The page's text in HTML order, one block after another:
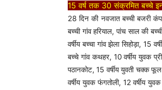
15 वर्ष तक 30 संक्रमित बच्चे
28 दिन की नवजात बच्ची बजरी
बच्ची गांव हरियाल, पांच साल की
वर्षीय बच्चा गांव झेला सिहोड़ा, 15
बच्चे गांव कथहर, 10 वर्षीय युवक
पठानकोट, 15 वर्षीय युवती चक्क फूल
वर्षीय युवक फंगतोली, 12 वर्षीय